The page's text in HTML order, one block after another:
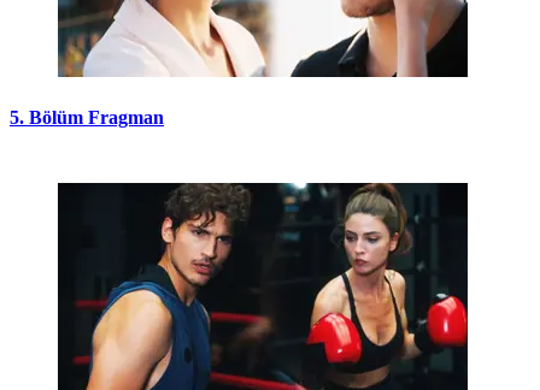
5. Bölüm Fragman